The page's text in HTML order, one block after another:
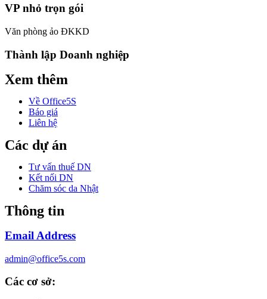
VP nhỏ trọn gói
Văn phòng ảo ĐKKD
Thành lập Doanh nghiệp
Xem thêm
Về Office5S
Báo giá
Liên hệ
Các dự án
Tư vấn thuế DN
Kết nối DN
Chăm sóc da Nhật
Thông tin
Email Address
admin@office5s.com
Các cơ sở: